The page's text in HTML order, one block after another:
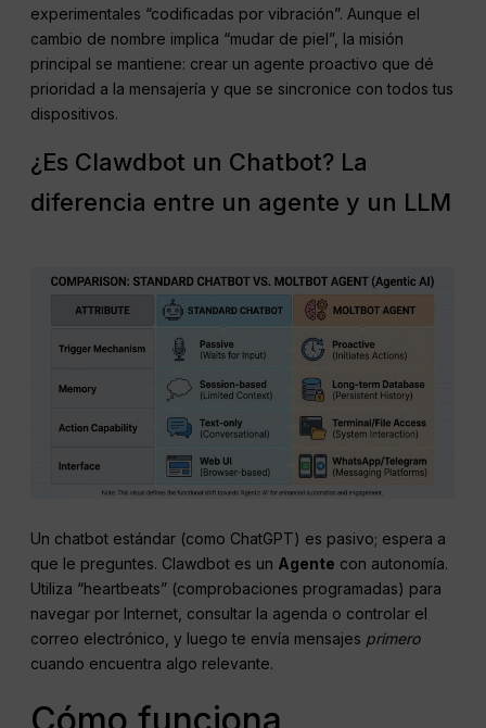
experimentales “codificadas por vibración”. Aunque el
cambio de nombre implica “mudar de piel”, la misión
principal se mantiene: crear un agente proactivo que dé
prioridad a la mensajería y que se sincronice con todos tus
dispositivos.
¿Es Clawdbot un Chatbot? La
diferencia entre un agente y un LLM
Un chatbot estándar (como ChatGPT) es pasivo; espera a
que le preguntes. Clawdbot es un Agente con autonomía.
Utiliza “heartbeats” (comprobaciones programadas) para
navegar por Internet, consultar la agenda o controlar el
correo electrónico, y luego te envía mensajes primero
cuando encuentra algo relevante.